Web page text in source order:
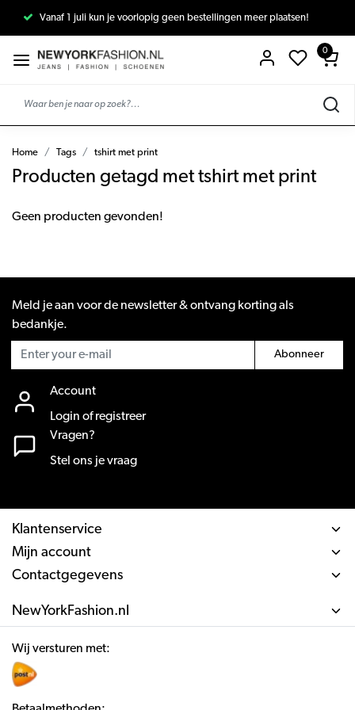
Vanaf 1 juli kun je voorlopig geen bestellingen meer plaatsen!
0
Home Tags tshirt met print
Producten getagd met tshirt met print
Geen producten gevonden!
Meld je aan voor de newsletter & ontvang korting als
bedankje.
Abonneer
Account
Login of registreer
Vragen?
Stel ons je vraag
Klantenservice
Mijn account
Contactgegevens
NewYorkFashion.nl
Wij versturen met: